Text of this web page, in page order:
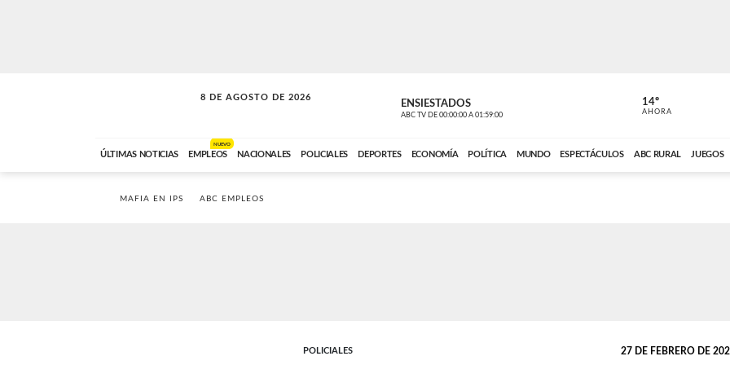
8 DE AGOSTO DE 2026
SOLO MÚSICA ENSIESTADOS
ABC TV DE 00:00:00 A 01:59:00 ABC CARDINAL
14º
AHORA
ÚLTIMAS NOTICIAS EMPLEOS
NUEVO
NACIONALES POLICIALES DEPORTES ECONOMÍA POLÍTICA MUNDO ESPECTÁCULOS ABC RURAL JUEGOS
MAFIA EN IPS ABC EMPLEOS
POLICIALES 27 DE FEBRERO DE